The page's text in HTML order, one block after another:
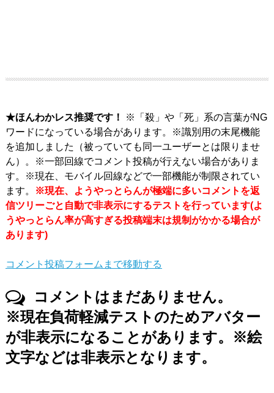
★ほんわかレス推奨です！
※「殺」や「死」系の言葉がNG
ワードになっている場合があります。※識別用の末尾機能
を追加しました（被っていても同一ユーザーとは限りませ
ん）。※一部回線でコメント投稿が行えない場合がありま
す。※現在、モバイル回線などで一部機能が制限されてい
ます。
※現在、ようやっとらんが極端に多いコメントを返
信ツリーごと自動で非表示にするテストを行っています(よ
うやっとらん率が高すぎる投稿端末は規制がかかる場合が
あります)
コメント投稿フォームまで移動する
コメントはまだありません。
※現在負荷軽減テストのためアバター
が非表示になることがあります。※絵
文字などは非表示となります。